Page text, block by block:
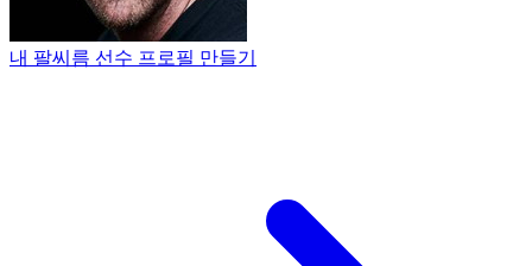
내 팔씨름 선수 프로필 만들기